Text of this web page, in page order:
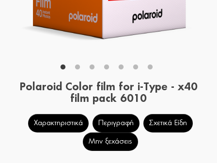
Polaroid Color film for i-Type - x40
film pack 6010
Χαρακτηριστικά Περιγραφή Σχετικά Είδη
Μην ξεχάσεις